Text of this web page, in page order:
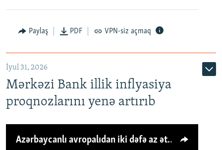
Paylaş PDF VPN-siz açmaq
İyul 31, 2026
Mərkəzi Bank illik inflyasiya
proqnozlarını yenə artırıb
Azərbaycanlı avropalıdan iki dəfə az ət yeyir, amma... 'Qiymət artımı qaçılmazdır'